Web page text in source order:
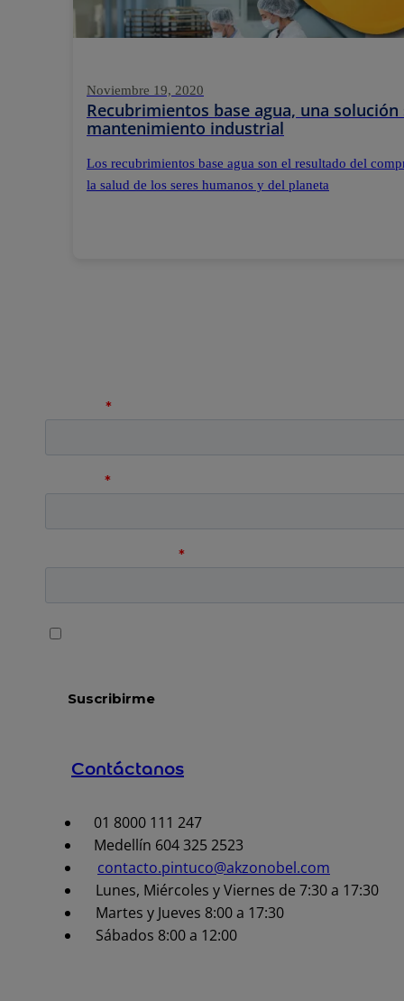
Noviembre 19, 2020
Recubrimientos base agua, una
mantenimiento industrial
Los recubrimientos base agua son el resultado del
la salud de los seres humanos y del planeta
Contáctanos
01 8000 111 247
Medellín 604 325 2523
contacto.pintuco@akzonobel.com
Lunes, Miércoles y Viernes de 7:30 a 17:30
Martes y Jueves 8:00 a 17:30
Sábados 8:00 a 12:00